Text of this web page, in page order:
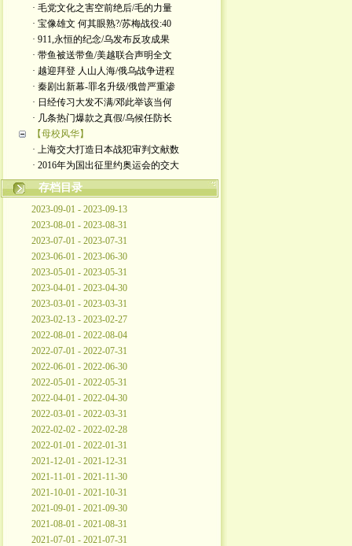
· 毛党文化之害空前绝后/毛的力量
· 宝像雄文 何其眼熟?/苏梅战役:40
· 911,永恒的纪念/乌发布反攻成果
· 带鱼被送带鱼/美越联合声明全文
· 越迎拜登 人山人海/俄乌战争进程
· 秦剧出新幕-罪名升级/俄曾严重渗
· 日经传习大发不满/邓此举该当何
· 几条热门爆款之真假/乌候任防长
【母校风华】
· 上海交大打造日本战犯审判文献数
· 2016年为国出征里约奥运会的交大
存档目录
2023-09-01 - 2023-09-13
2023-08-01 - 2023-08-31
2023-07-01 - 2023-07-31
2023-06-01 - 2023-06-30
2023-05-01 - 2023-05-31
2023-04-01 - 2023-04-30
2023-03-01 - 2023-03-31
2023-02-13 - 2023-02-27
2022-08-01 - 2022-08-04
2022-07-01 - 2022-07-31
2022-06-01 - 2022-06-30
2022-05-01 - 2022-05-31
2022-04-01 - 2022-04-30
2022-03-01 - 2022-03-31
2022-02-02 - 2022-02-28
2022-01-01 - 2022-01-31
2021-12-01 - 2021-12-31
2021-11-01 - 2021-11-30
2021-10-01 - 2021-10-31
2021-09-01 - 2021-09-30
2021-08-01 - 2021-08-31
2021-07-01 - 2021-07-31